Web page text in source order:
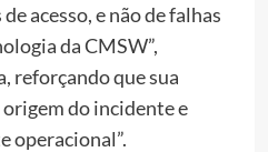
acesso, e não de falhas
da CMSW”,
reforçando que sua
do incidente e
operacional”.